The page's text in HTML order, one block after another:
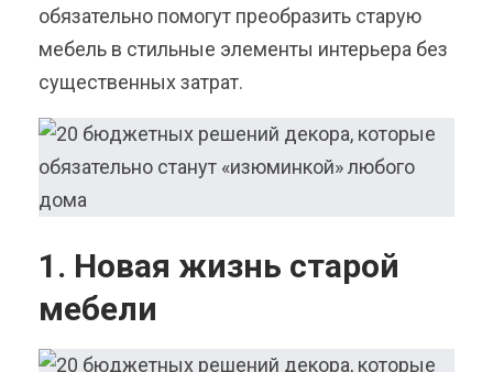
обязательно помогут преобразить старую
мебель в стильные элементы интерьера без
существенных затрат.
1. Новая жизнь старой
мебели